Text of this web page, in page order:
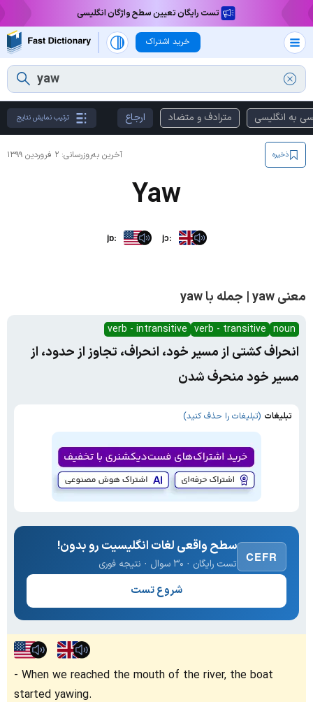
تست رایگان تعیین سطح واژگان انگلیسی
خرید اشتراک
به انگلیسی مترادف و متضاد ارجاع ترتیب نمایش نتایج
آخرین به‌روزرسانی: ۲ فروردین ۱۳۹۹ ذخیره
Yaw
jɒː jɔː
معنی yaw | جمله با yaw
noun
verb - transitive
verb - intransitive
انحراف کشتی از مسیر خود، انحراف، تجاوز از حدود، از
مسیر خود منحرف شدن
تبلیغات (تبلیغات را حذف کنید)
CEFR
سطح واقعی لغات انگلیسیت رو بدون!
تست رایگان · ۳۰ سوال · نتیجه فوری
شروع تست
When we reached the mouth of the river, the boat
started yawing.